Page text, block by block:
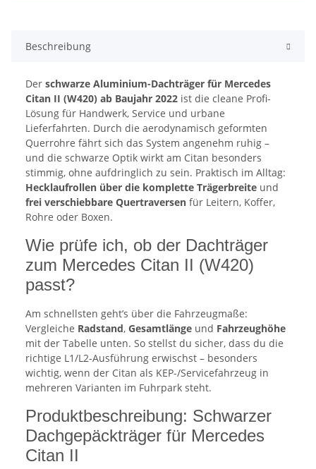
Beschreibung
Der schwarze Aluminium-Dachträger für Mercedes
Citan II (W420) ab Baujahr 2022 ist die cleane Profi-
Lösung für Handwerk, Service und urbane
Lieferfahrten. Durch die aerodynamisch geformten
Querrohre fährt sich das System angenehm ruhig –
und die schwarze Optik wirkt am Citan besonders
stimmig, ohne aufdringlich zu sein. Praktisch im Alltag:
Hecklaufrollen über die komplette Trägerbreite und
frei verschiebbare Quertraversen für Leitern, Koffer,
Rohre oder Boxen.
Wie prüfe ich, ob der Dachträger
zum Mercedes Citan II (W420)
passt?
Am schnellsten geht’s über die Fahrzeugmaße:
Vergleiche Radstand, Gesamtlänge und Fahrzeughöhe
mit der Tabelle unten. So stellst du sicher, dass du die
richtige L1/L2-Ausführung erwischst – besonders
wichtig, wenn der Citan als KEP-/Servicefahrzeug in
mehreren Varianten im Fuhrpark steht.
Produktbeschreibung: Schwarzer
Dachgepäckträger für Mercedes
Citan II